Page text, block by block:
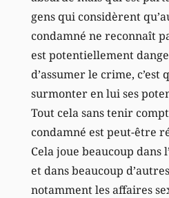
gens qui considèrent
condamné ne reconnaît
est potentiellement
d’assumer le crime, c’est
surmonter en lui ses
Tout cela sans tenir
condamné est peut-être
Cela joue beaucoup dans
et dans beaucoup
notamment les affaires